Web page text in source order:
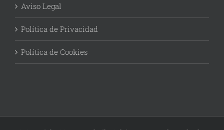
Aviso Legal
Política de Privacidad
Política de Cookies